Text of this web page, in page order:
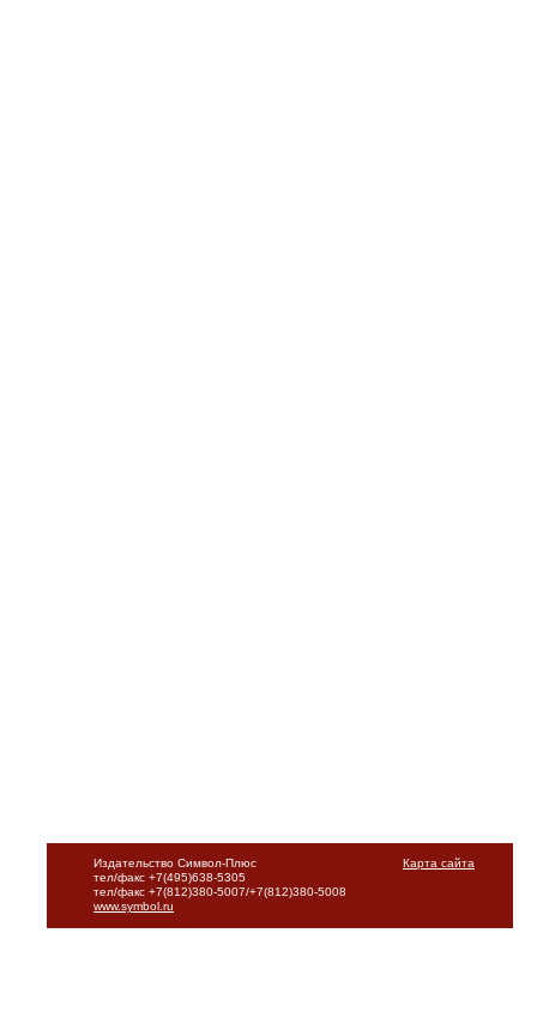
Карта сайта
Издательство Символ-Плюс
тел/факс +7(495)638-5305
тел/факс +7(812)380-5007/+7(812)380-5008
www.symbol.ru